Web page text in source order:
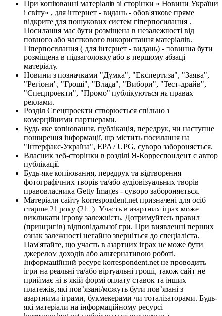
При копіюванні матеріалів зі сторінки « Новини України
і світу» , для інтернет - видань - обов'язкове пряме
відкрите для пошукових систем гіперпосилання .
Посилання має бути розміщена в незалежності від
повного або часткового використання матеріалів.
Гіперпосилання ( для інтернет - видань) - повинна бути
розміщена в підзаголовку або в першому абзаці
матеріалу.
Новини з позначками "Думка", "Експертиза", "Заява",
"Регіони", "Гроші", "Влада", "Вибори", "Тест-драйв",
"Спецпроекти", "Промо" публікуються на правах
реклами.
Розділ Спецпроекти створюється спільно з
комерційними партнерами.
Будь яке копіювання, публікація, передрук, чи наступне
поширення інформації, що містить посилання на
"Інтерфакс-Україна", EPA / UPG, суворо забороняється.
Власник веб-сторінки в розділі Я-Корреспондент є автор
публікації.
Будь-яке копіювання, передрук та відтворення
фотографічних творів та/або аудіовізуальних творів
правовласника Getty Images - суворо забороняється.
Матеріали сайту korrespondent.net призначені для осіб
старше 21 року (21+). Участь в азартних іграх може
викликати ігрову залежність. Дотримуйтесь правил
(принципів) відповідальної гри. При виявленні перших
ознак залежності негайно зверніться до спеціаліста.
Пам'ятайте, що участь в азартних іграх не може бути
джерелом доходів або альтернативою роботі.
Інформаційний ресурс korrespondent.net не проводить
ігри на реальні та/або віртуальні гроші, також сайт не
приймає ні в якій формі оплату ставок та інших
платежів, які пов’язані/можуть бути пов’язані з
азартними іграми, букмекерами чи тоталізаторами. Будь-
які матеріали на інформаційному ресурсі